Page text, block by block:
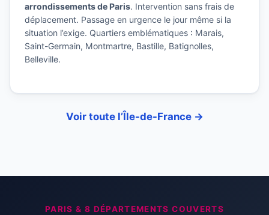
arrondissements de Paris. Intervention sans frais de
déplacement. Passage en urgence le jour même si la
situation l’exige. Quartiers emblématiques : Marais,
Saint-Germain, Montmartre, Bastille, Batignolles,
Belleville.
Voir toute l’Île-de-France →
PARIS & 8 DÉPARTEMENTS COUVERTS